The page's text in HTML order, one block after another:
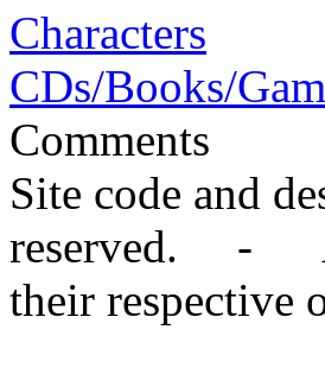
Characters
CDs/Books/
Comments
Site code and
reserved. -
their respective